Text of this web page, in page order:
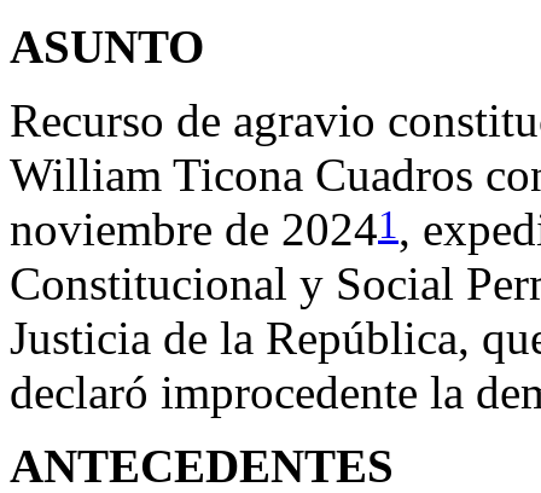
ASUNTO
Recurso de agravio
William Ticona Cuadros
noviembre de 20241,
Constitucional y Social
Justicia de la República,
declaró improcedente la
ANTECEDENTES